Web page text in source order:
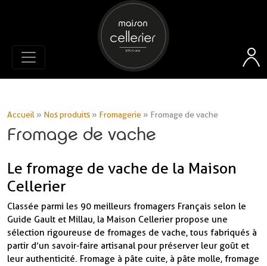
Accueil » Nos produits » Fromagerie » Fromage de vache
Fromage de vache
Le fromage de vache de la Maison
Cellerier
Classée parmi les 90 meilleurs fromagers Français selon le
Guide Gault et Millau, la Maison Cellerier propose une
sélection rigoureuse de fromages de vache, tous fabriqués à
partir d’un savoir-faire artisanal pour préserver leur goût et
leur authenticité. Fromage à pâte cuite, à pâte molle, fromage